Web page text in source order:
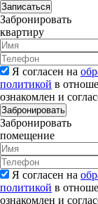
Записаться
Забронировать
квартиру
Я согласен на
политикой в
ознакомлен и
Забронировать
Забронировать
помещение
Я согласен на
политикой в
ознакомлен и